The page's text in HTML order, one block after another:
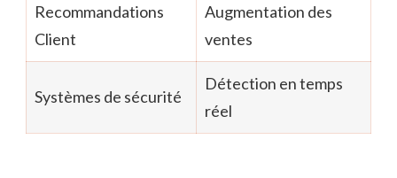
Recommandations
Client
Augmentation des
ventes
Systèmes de sécurité
Détection en temps
réel